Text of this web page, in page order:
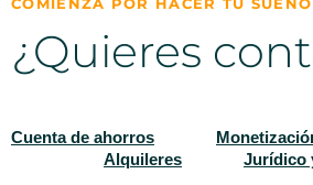
¿Quieres
Cuenta de ahorros
Alquileres
Jurídico